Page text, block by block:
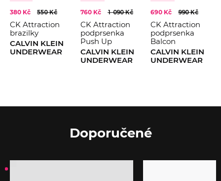
380 Kč 550 Kč
CK Attraction
brazilky
CALVIN KLEIN
UNDERWEAR
760 Kč 1 090 Kč
CK Attraction
podprsenka
Push Up
CALVIN KLEIN
UNDERWEAR
690 Kč 990 Kč
CK Attraction
podprsenka
Balcon
CALVIN KLEIN
UNDERWEAR
Doporučené